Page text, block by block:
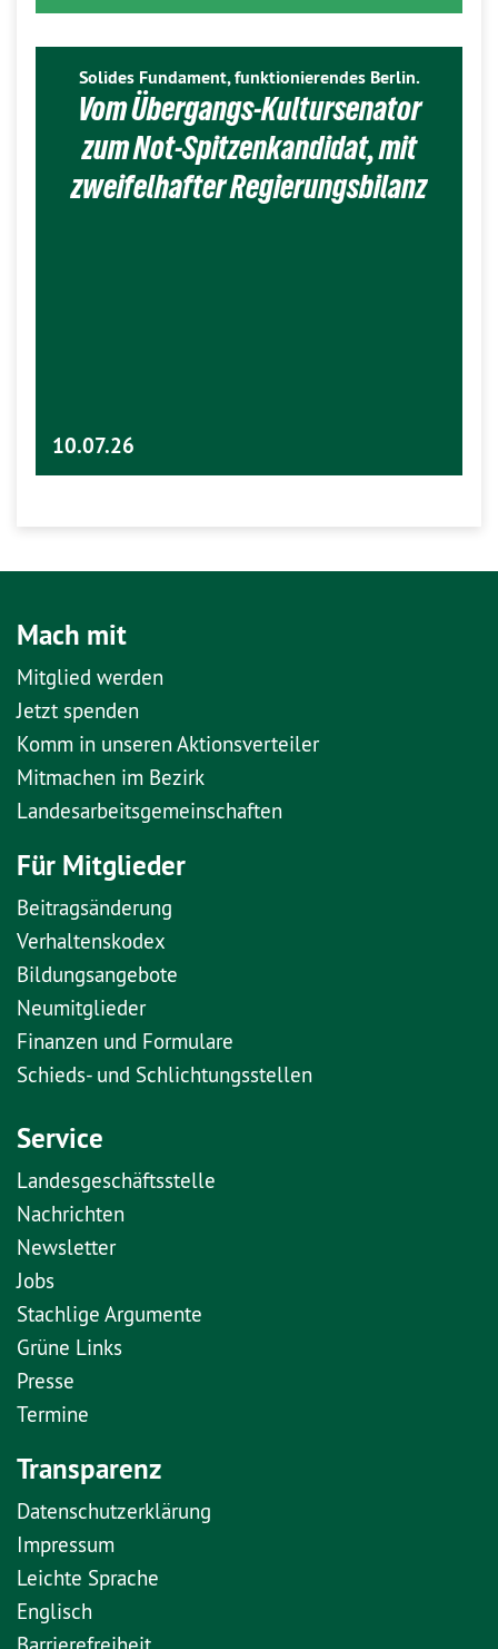
Solides Fundament, funktionierendes Berlin.
Vom Übergangs-Kultursenator
zum Not-Spitzenkandidat, mit
zweifelhafter Regierungsbilanz
10.07.26
Mach mit
Mitglied werden
Jetzt spenden
Komm in unseren Aktionsverteiler
Mitmachen im Bezirk
Landesarbeitsgemeinschaften
Für Mitglieder
Beitragsänderung
Verhaltenskodex
Bildungsangebote
Neumitglieder
Finanzen und Formulare
Schieds- und Schlichtungsstellen
Service
Landesgeschäftsstelle
Nachrichten
Newsletter
Jobs
Stachlige Argumente
Grüne Links
Presse
Termine
Transparenz
Datenschutzerklärung
Impressum
Leichte Sprache
Englisch